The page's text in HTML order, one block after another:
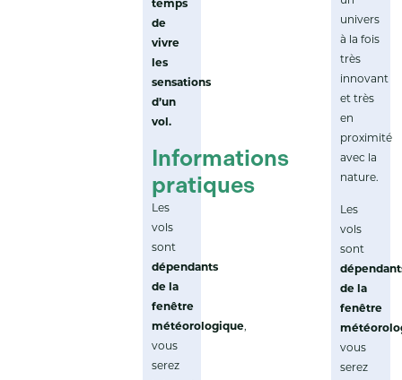
temps
de
vivre
les
sensations
d’un
vol.
Informations
pratiques
Les
vols
sont
dépendants
de la
fenêtre
météorologique,
vous
serez
univers
à la fois
très
innovant
et très
en
proximité
avec la
nature.
Les
vols
sont
de la
fenêtre
vous
serez